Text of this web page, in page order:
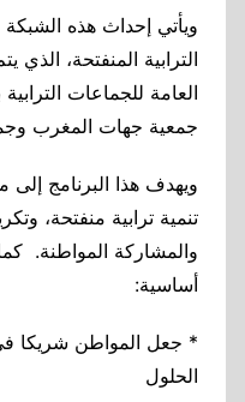
ويأتي إحداث هذه
الترابية المنفتحة، الذي
العامة للجماعات
جمعية جهات المغرب
ويهدف هذا البرنامج
تنمية ترابية منفتحة،
أساسية:
* جعل المواطن شريكا في
الحلول